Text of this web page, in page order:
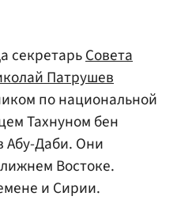
секретарьСовета
Патрушев
по национальной
Тахнуном бен
Абу-Даби. Они
Востоке.
и Сирии.